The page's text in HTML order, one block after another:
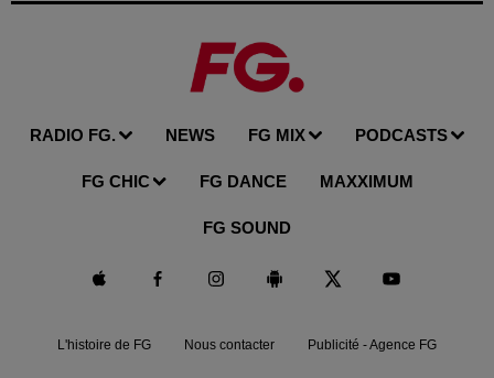
RADIO FG. NEWS FG MIX PODCASTS
FG CHIC FG DANCE MAXXIMUM
FG SOUND
L'histoire de FG Nous contacter Publicité - Agence FG